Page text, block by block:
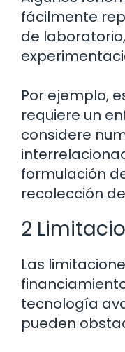
fácilmente
de
Por ejemplo,
requiere un
considere
formulación
recolección
2
Las
tecnología
pueden